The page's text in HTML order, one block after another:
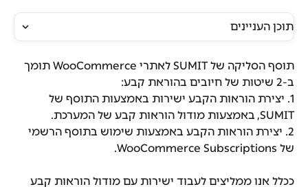
תוכן העניינים
תוסף הסליקה של SUMIT לאתרי WooCommerce תומך
ב-2 שיטות של חיובים בהוראת קבע:
1. יצירת הוראות הקבע ישירות באמצעות התוסף של
SUMIT, באמצעות מודול הוראות קבע של המערכת.
2. יצירת הוראות הקבע באמצעות שימוש בתוסף הרשמי
של WooCommerce Subscriptions.
ככלל אנו ממליצים לעבוד ישירות עם מודול הוראות קבע